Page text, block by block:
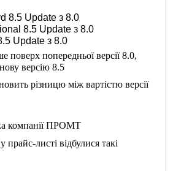
8.5 Update з 8.0
8.5 Update з 8.0
Update з 8.0
поверх попередньої версії 8.0,
версію 8.5
різницю між вартістю версії
компанії ПРОМТ
прайс-листі відбулися такі